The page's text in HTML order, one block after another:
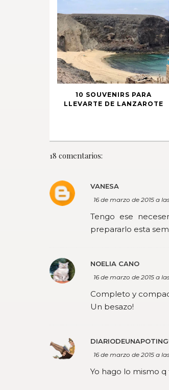
10 SOUVENIRS PARA
LLEVARTE DE LANZAROTE
18 comentarios:
VANESA
16 de marzo de 2015 a
Tengo ese
prepararlo esta
NOELIA CANO
16 de marzo de 2015 a
Completo y
Un besazo!
16 de marzo de 2015 a
Yo hago lo mismo q